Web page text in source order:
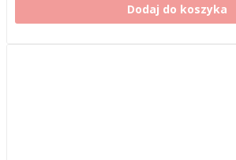
Dodaj do koszyka